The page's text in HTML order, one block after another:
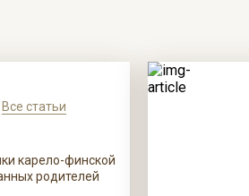
Все статьи
карело-финской
родителей